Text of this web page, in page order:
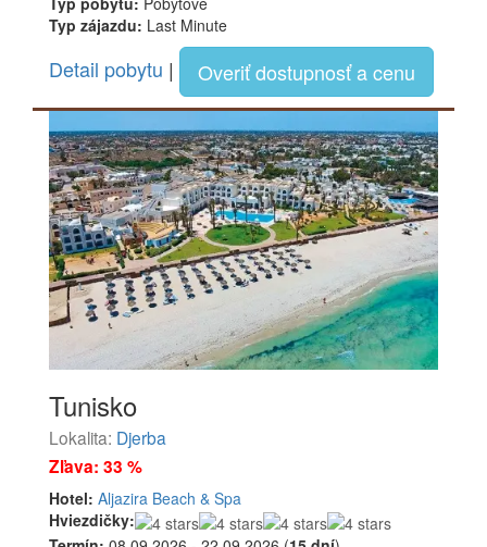
Typ zájazdu: Last Minute
Detail pobytu | Overiť dostupnosť a cenu
Tunisko
Lokalita: Djerba
Zľava: 33 %
Hotel: Aljazira Beach & Spa
Hviezdičky: